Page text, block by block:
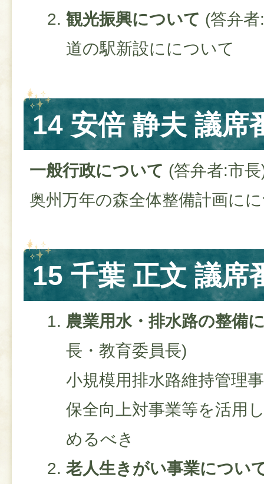
観光振興について (答弁
道の駅新設にについて
14 安倍 静夫 議席
一般行政について (答弁者:市
奥州万年の森全体整備計画に
15 千葉 正文 議席
農業用水・排水路の整備
長・教育委員長)
小規模用排水路維持管理
保全向上対事業等を活用
めるべき
老人生きがい事業につい